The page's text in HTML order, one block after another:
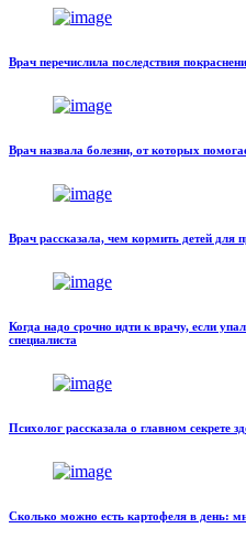
Врач перечислила последствия
Врач назвала болезни, от которых
Врач рассказала, чем кормить детей для
Когда надо срочно идти к врачу, если
специалиста
Психолог рассказала о главном секрете
Сколько можно есть картофеля в день: